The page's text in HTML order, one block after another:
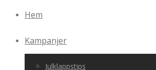
Hem
Kampanjer
Julklappstips